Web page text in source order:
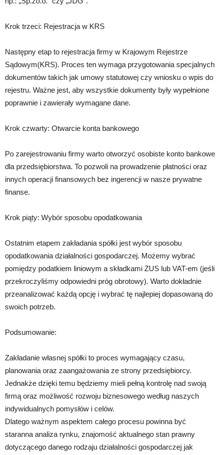
Krok trzeci: Rejestracja w KRS
Następny etap to rejestracja firmy w Krajowym Rejestrze
Sądowym(KRS). Proces ten wymaga przygotowania specjalnych
dokumentów takich jak umowy statutowej czy wniosku o wpis do
rejestru. Ważne jest, aby wszystkie dokumenty były wypełnione
poprawnie i zawierały wymagane dane.
Krok czwarty: Otwarcie konta bankowego
Po zarejestrowaniu firmy warto otworzyć osobiste konto bankowe
dla przedsiębiorstwa. To pozwoli na prowadzenie płatności oraz
innych operacji finansowych bez ingerencji w nasze prywatne
finanse.
Krok piąty: Wybór sposobu opodatkowania
Ostatnim etapem zakładania spółki jest wybór sposobu
opodatkowania działalności gospodarczej. Możemy wybrać
pomiędzy podatkiem liniowym a składkami ZUS lub VAT-em (jeśli
przekroczyliśmy odpowiedni próg obrotowy). Warto dokładnie
przeanalizować każdą opcję i wybrać tę najlepiej dopasowaną do
swoich potrzeb.
Podsumowanie:
Zakładanie własnej spółki to proces wymagający czasu,
planowania oraz zaangażowania ze strony przedsiębiorcy.
Jednakże dzięki temu będziemy mieli pełną kontrolę nad swoją
firmą oraz możliwość rozwoju biznesowego według naszych
indywidualnych pomysłów i celów.
Dlatego ważnym aspektem całego procesu powinna być
staranna analiza rynku, znajomość aktualnego stan prawny
dotyczącego danego rodzaju działalności gospodarczej jak